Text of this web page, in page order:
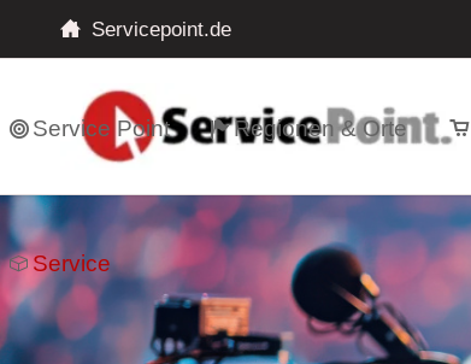
Servicepoint.de
Service Point Regionen & Orte
Service